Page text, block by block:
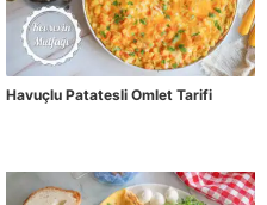
Havuçlu Patatesli Omlet Tarifi